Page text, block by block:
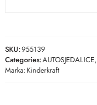
SKU:955139
Categories:AUTOSJEDALICE,
Marka:Kinderkraft